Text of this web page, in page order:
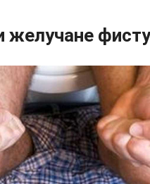
желучане